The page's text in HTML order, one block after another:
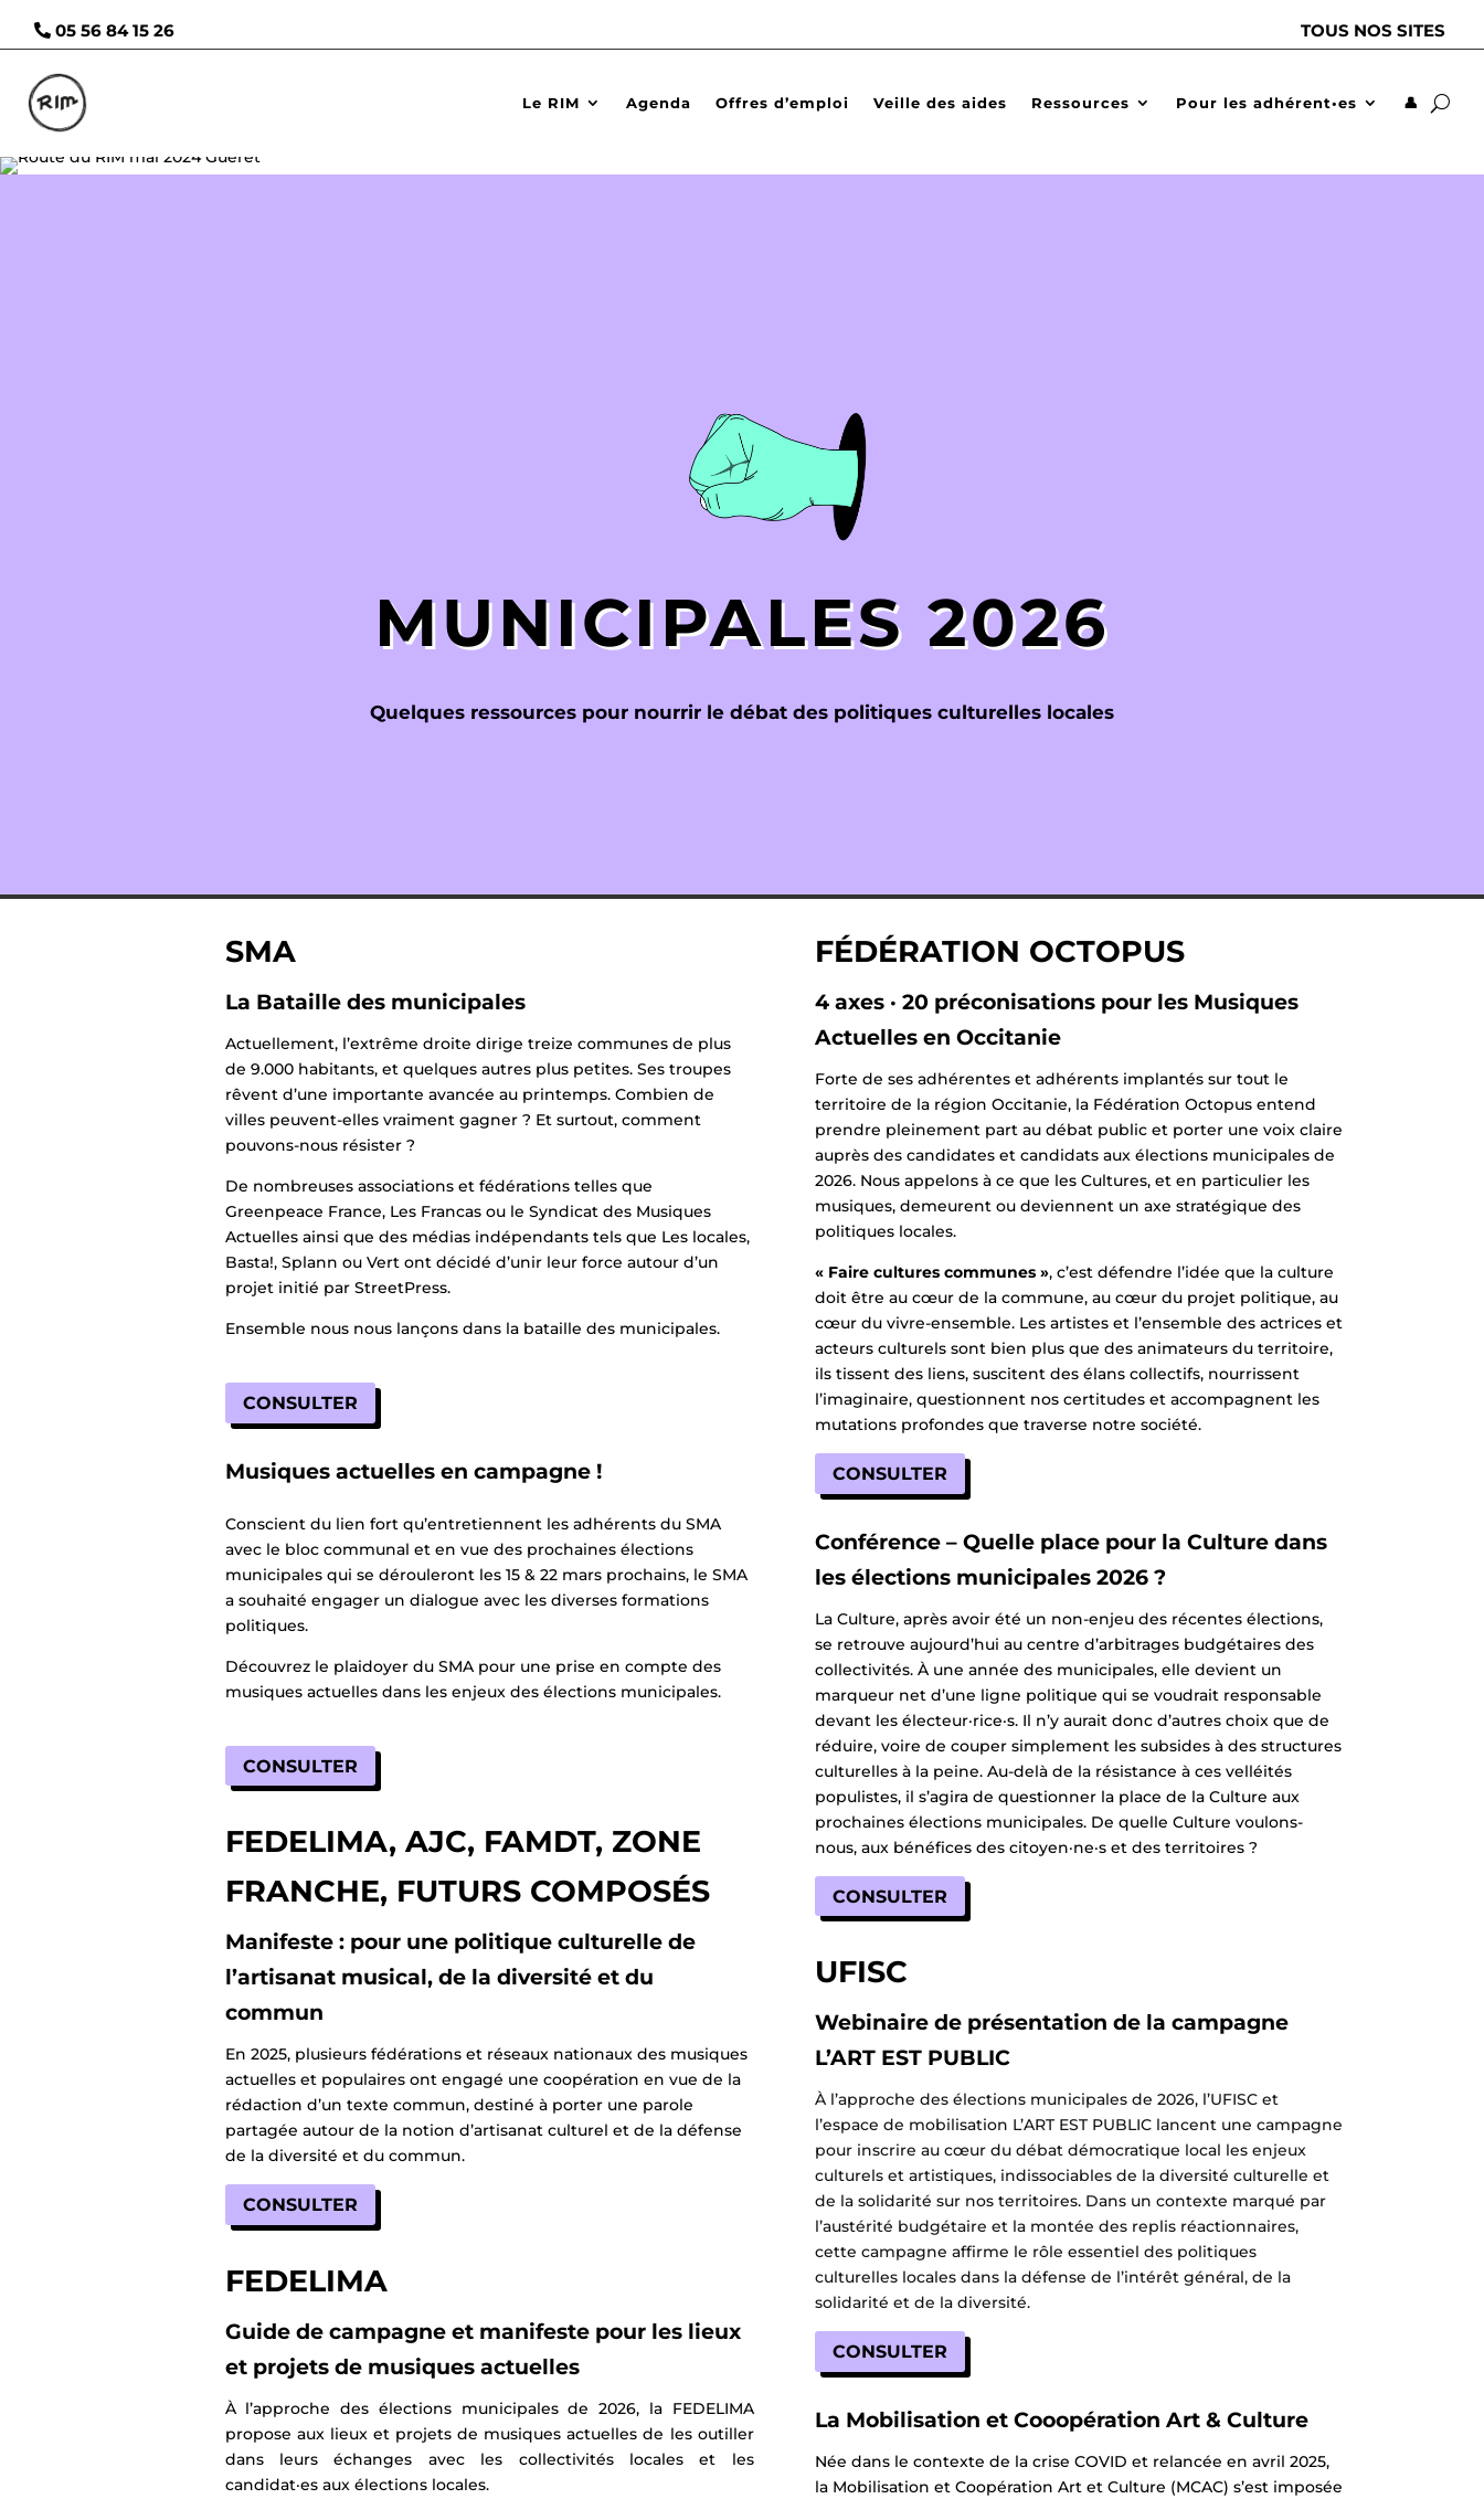
05 56 84 15 26 TOUS NOS SITES
Le RIM Agenda Offres d’emploi Veille des aides Ressources Pour les adhérent•es 👤
MUNICIPALES 2026
Quelques ressources pour nourrir le débat des politiques culturelles locales
SMA
La Bataille des municipales
Actuellement, l’extrême droite dirige treize communes de plus
de 9.000 habitants, et quelques autres plus petites. Ses troupes
rêvent d’une importante avancée au printemps. Combien de
villes peuvent-elles vraiment gagner ? Et surtout, comment
pouvons-nous résister ?
De nombreuses associations et fédérations telles que
Greenpeace France, Les Francas ou le Syndicat des Musiques
Actuelles ainsi que des médias indépendants tels que Les locales,
Basta!, Splann ou Vert ont décidé d’unir leur force autour d’un
projet initié par StreetPress.
Ensemble nous nous lançons dans la bataille des municipales.
CONSULTER
Musiques actuelles en campagne !
Conscient du lien fort qu’entretiennent les adhérents du SMA
avec le bloc communal et en vue des prochaines élections
municipales qui se dérouleront les 15 & 22 mars prochains, le SMA
a souhaité engager un dialogue avec les diverses formations
politiques.
Découvrez le plaidoyer du SMA pour une prise en compte des
musiques actuelles dans les enjeux des élections municipales.
CONSULTER
FEDELIMA, AJC, FAMDT, ZONE
FRANCHE, FUTURS COMPOSÉS
Manifeste : pour une politique culturelle de
l’artisanat musical, de la diversité et du
commun
En 2025, plusieurs fédérations et réseaux nationaux des musiques
actuelles et populaires ont engagé une coopération en vue de la
rédaction d’un texte commun, destiné à porter une parole
partagée autour de la notion d’artisanat culturel et de la défense
de la diversité et du commun.
CONSULTER
FEDELIMA
Guide de campagne et manifeste pour les lieux
et projets de musiques actuelles
À l’approche des élections municipales de 2026, la FEDELIMA
propose aux lieux et projets de musiques actuelles de les outiller
dans leurs échanges avec les collectivités locales et les
candidat·es aux élections locales.
FÉDÉRATION OCTOPUS
4 axes · 20 préconisations pour les Musiques
Actuelles en Occitanie
Forte de ses adhérentes et adhérents implantés sur tout le
territoire de la région Occitanie, la Fédération Octopus entend
prendre pleinement part au débat public et porter une voix claire
auprès des candidates et candidats aux élections municipales de
2026. Nous appelons à ce que les Cultures, et en particulier les
musiques, demeurent ou deviennent un axe stratégique des
politiques locales.
« Faire cultures communes », c’est défendre l’idée que la culture
doit être au cœur de la commune, au cœur du projet politique, au
cœur du vivre-ensemble. Les artistes et l’ensemble des actrices et
acteurs culturels sont bien plus que des animateurs du territoire,
ils tissent des liens, suscitent des élans collectifs, nourrissent
l’imaginaire, questionnent nos certitudes et accompagnent les
mutations profondes que traverse notre société.
CONSULTER
Conférence – Quelle place pour la Culture dans
les élections municipales 2026 ?
La Culture, après avoir été un non-enjeu des récentes élections,
se retrouve aujourd’hui au centre d’arbitrages budgétaires des
collectivités. À une année des municipales, elle devient un
marqueur net d’une ligne politique qui se voudrait responsable
devant les électeur·rice·s. Il n’y aurait donc d’autres choix que de
réduire, voire de couper simplement les subsides à des structures
culturelles à la peine. Au-delà de la résistance à ces velléités
populistes, il s’agira de questionner la place de la Culture aux
prochaines élections municipales. De quelle Culture voulons-
nous, aux bénéfices des citoyen·ne·s et des territoires ?
CONSULTER
UFISC
Webinaire de présentation de la campagne
L’ART EST PUBLIC
À l’approche des élections municipales de 2026, l’UFISC et
l’espace de mobilisation L’ART EST PUBLIC lancent une campagne
pour inscrire au cœur du débat démocratique local les enjeux
culturels et artistiques, indissociables de la diversité culturelle et
de la solidarité sur nos territoires. Dans un contexte marqué par
l’austérité budgétaire et la montée des replis réactionnaires,
cette campagne affirme le rôle essentiel des politiques
culturelles locales dans la défense de l’intérêt général, de la
solidarité et de la diversité.
CONSULTER
La Mobilisation et Cooopération Art & Culture
Née dans le contexte de la crise COVID et relancée en avril 2025,
la Mobilisation et Coopération Art et Culture (MCAC) s’est imposée